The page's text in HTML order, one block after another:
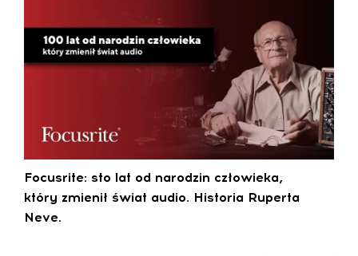
Focusrite: sto lat od narodzin człowieka,
który zmienił świat audio. Historia Ruperta
Neve.